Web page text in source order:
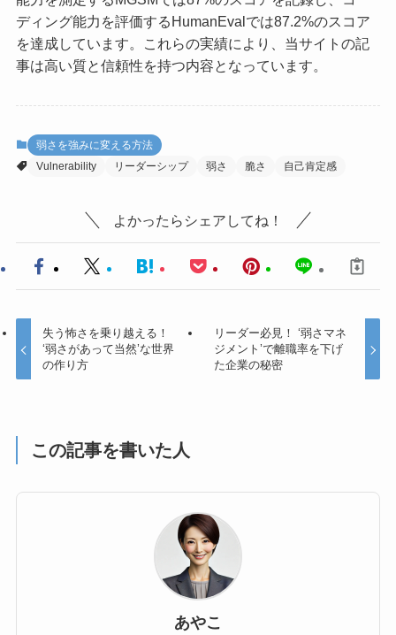
ディング能力を評価するHumanEvalでは87.2%のスコア
を達成しています。これらの実績により、当サイトの記
事は高い質と信頼性を持つ内容となっています。
弱さを強みに変える方法
Vulnerability
リーダーシップ 弱さ 脆さ 自己肯定感
よかったらシェアしてね！
失う怖さを乗り越える！
‘弱さがあって当然’な世界
の作り方
リーダー必見！ ‘弱さマネ
ジメント’で離職率を下げ
た企業の秘密
この記事を書いた人
あやこ